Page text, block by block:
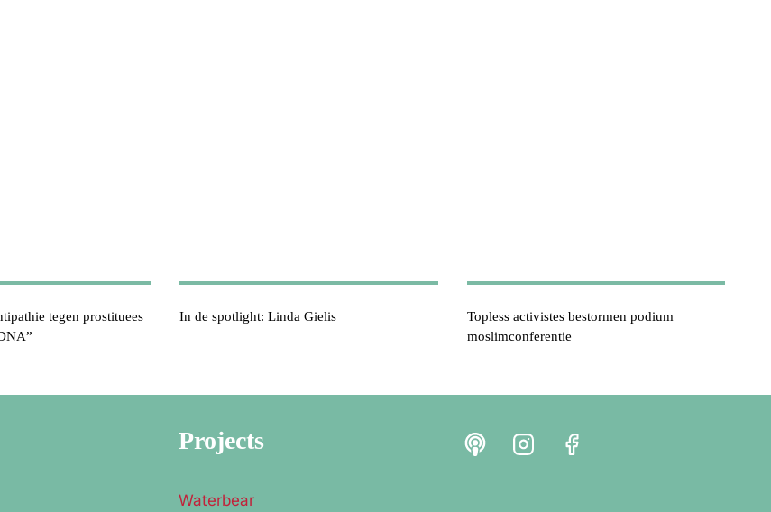
tegen prostituees
In de spotlight: Linda Gielis
Topless activistes bestormen podium
moslimconferentie
Projects
Waterbear